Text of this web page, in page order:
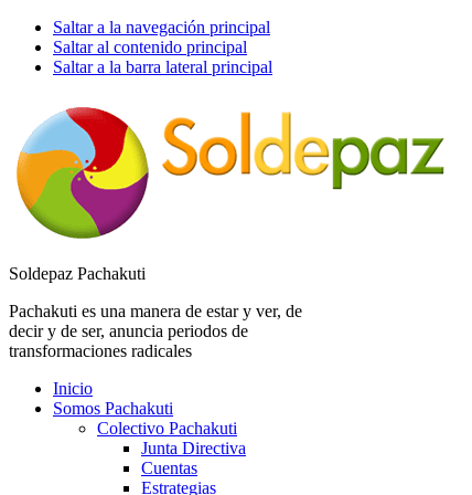
Saltar a la navegación principal
Saltar al contenido principal
Saltar a la barra lateral principal
Soldepaz Pachakuti
Pachakuti es una manera de estar y ver, de
decir y de ser, anuncia periodos de
transformaciones radicales
Inicio
Somos Pachakuti
Colectivo Pachakuti
Junta Directiva
Cuentas
Estrategias